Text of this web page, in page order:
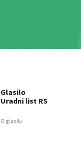
Glasilo
Uradni list RS
O glasilu